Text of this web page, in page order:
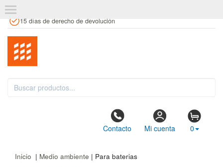
15 días de derecho de devolución
Contacto Mi cuenta 0
Inicio | Medio ambiente | Para baterias